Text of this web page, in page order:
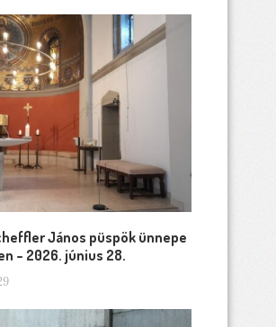
János püspök ünnepe
– 2026. június 28.